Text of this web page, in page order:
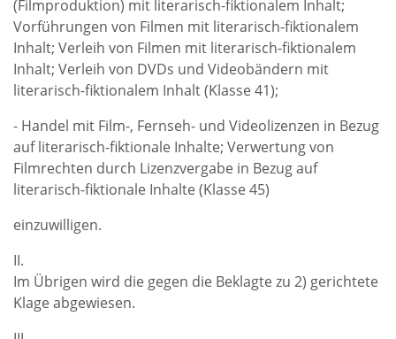
(Filmproduktion) mit literarisch-fiktionalem Inhalt;
Vorführungen von Filmen mit literarisch-fiktionalem
Inhalt; Verleih von Filmen mit literarisch-fiktionalem
Inhalt; Verleih von DVDs und Videobändern mit
literarisch-fiktionalem Inhalt (Klasse 41);
- Handel mit Film-, Fernseh- und Videolizenzen in Bezug
auf literarisch-fiktionale Inhalte; Verwertung von
Filmrechten durch Lizenzvergabe in Bezug auf
literarisch-fiktionale Inhalte (Klasse 45)
einzuwilligen.
II.
Im Übrigen wird die gegen die Beklagte zu 2) gerichtete
Klage abgewiesen.